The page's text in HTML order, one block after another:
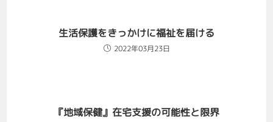
生活保護をきっかけに福祉を届ける
2022年03月23日
『地域保健』在宅支援の可能性と限界